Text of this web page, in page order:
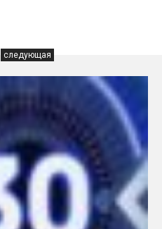
следующая